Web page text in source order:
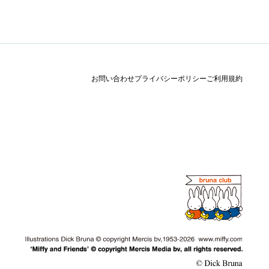
お問い合わせプライバシーポリシー ご利用規約